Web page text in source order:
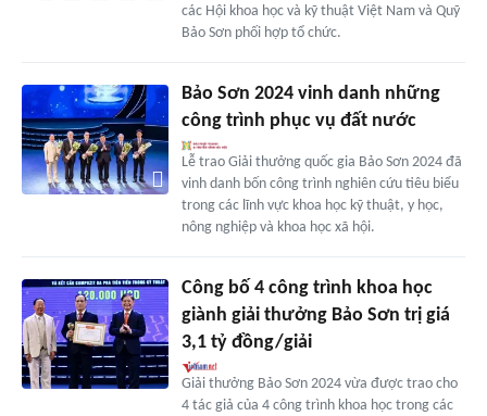
các Hội khoa học và kỹ thuật Việt Nam và Quỹ
Bảo Sơn phối hợp tổ chức.
Bảo Sơn 2024 vinh danh những
công trình phục vụ đất nước
Lễ trao Giải thưởng quốc gia Bảo Sơn 2024 đã
vinh danh bốn công trình nghiên cứu tiêu biểu
trong các lĩnh vực khoa học kỹ thuật, y học,
nông nghiệp và khoa học xã hội.
Công bố 4 công trình khoa học
giành giải thưởng Bảo Sơn trị giá
3,1 tỷ đồng/giải
Giải thưởng Bảo Sơn 2024 vừa được trao cho
4 tác giả của 4 công trình khoa học trong các